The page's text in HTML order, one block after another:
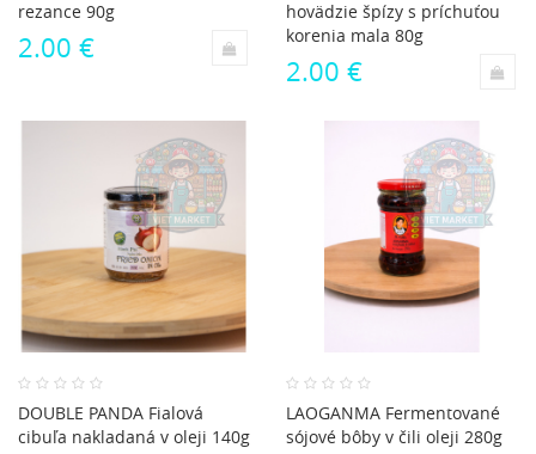
rezance 90g
2.00 €
hovädzie špízy s príchuťou
korenia mala 80g
2.00 €
DOUBLE PANDA Fialová
cibuľa nakladaná v oleji 140g
LAOGANMA Fermentované
sójové bôby v čili oleji 280g